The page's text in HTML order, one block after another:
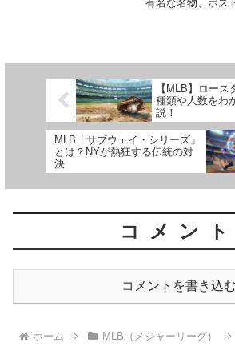
有名な名物、ボス
【MLB】ロー
種類や人数をわ
説！
MLB「サブウェイ・シリーズ」
とは？NYが熱狂する伝統の対
決
コメント
コメントを書き込む
ホーム MLB（メジャーリーグ）